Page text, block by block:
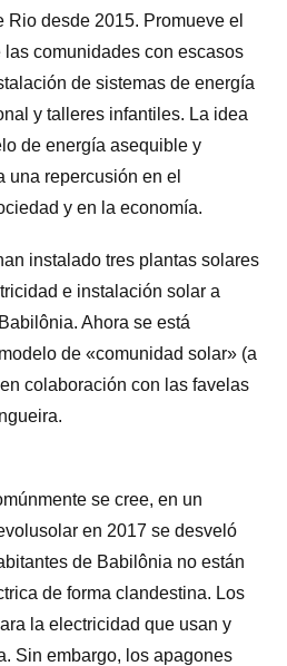
desde 2015. Promueve el
comunidades con escasos
de sistemas de energía
y talleres infantiles. La idea
de energía asequible y
una repercusión en el
y en la economía.
instalado tres plantas solares
e instalación solar a
Ahora se está
de «comunidad solar» (a
colaboración con las favelas
se cree, en un
en 2017 se desveló
de Babilônia no están
de forma clandestina. Los
la electricidad que usan y
Sin embargo, los apagones